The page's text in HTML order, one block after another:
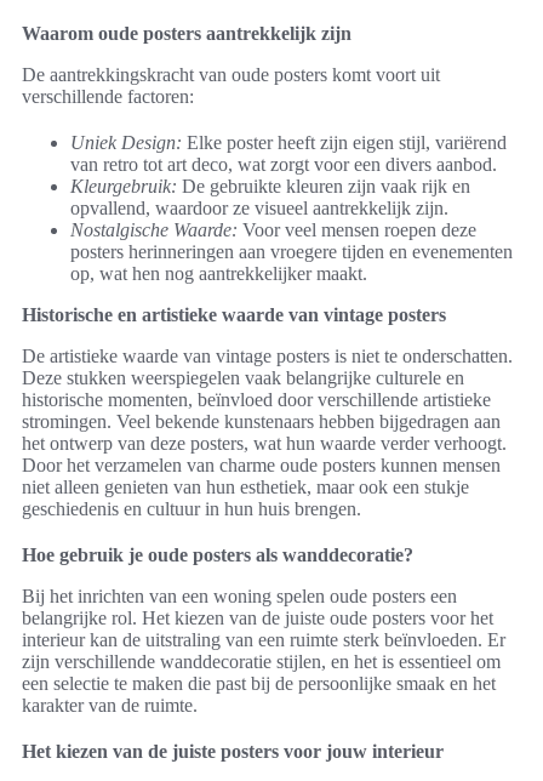
Waarom oude posters aantrekkelijk zijn
De aantrekkingskracht van oude posters komt voort uit
verschillende factoren:
Uniek Design: Elke poster heeft zijn eigen stijl, variërend
van retro tot art deco, wat zorgt voor een divers aanbod.
Kleurgebruik: De gebruikte kleuren zijn vaak rijk en
opvallend, waardoor ze visueel aantrekkelijk zijn.
Nostalgische Waarde: Voor veel mensen roepen deze
posters herinneringen aan vroegere tijden en evenementen
op, wat hen nog aantrekkelijker maakt.
Historische en artistieke waarde van vintage posters
De artistieke waarde van vintage posters is niet te onderschatten.
Deze stukken weerspiegelen vaak belangrijke culturele en
historische momenten, beïnvloed door verschillende artistieke
stromingen. Veel bekende kunstenaars hebben bijgedragen aan
het ontwerp van deze posters, wat hun waarde verder verhoogt.
Door het verzamelen van charme oude posters kunnen mensen
niet alleen genieten van hun esthetiek, maar ook een stukje
geschiedenis en cultuur in hun huis brengen.
Hoe gebruik je oude posters als wanddecoratie?
Bij het inrichten van een woning spelen oude posters een
belangrijke rol. Het kiezen van de juiste oude posters voor het
interieur kan de uitstraling van een ruimte sterk beïnvloeden. Er
zijn verschillende wanddecoratie stijlen, en het is essentieel om
een selectie te maken die past bij de persoonlijke smaak en het
karakter van de ruimte.
Het kiezen van de juiste posters voor jouw interieur